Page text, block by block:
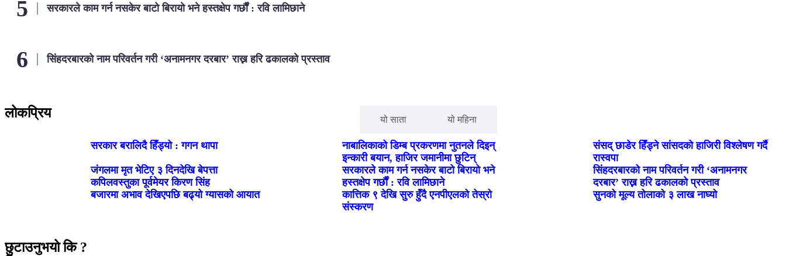
सरकारले काम गर्न नसकेर बाटो बिरायो भने हस्तक्षेप गर्छौं : रवि लामिछाने
सिंहदरबारको नाम परिवर्तन गरी ‘अनामनगर दरबार’ राख्न हरि ढकालको प्रस्ताव
लोकप्रिय यो साता यो महिना
सरकार बरालिदै हिँड्यो : गगन थापा
नाबालिकाको डिम्ब प्रकरणमा नुतनले दिइन्
इन्कारी बयान, हाजिर जमानीमा छुटिन्
संसद् छाडेर हिँड्ने सांसदको हाजिरी विश्लेषण गर्दै
रास्वपा
जंगलमा मृत भेटिए ३ दिनदेखि बेपत्ता
कपिलवस्तुका पूर्वमेयर किरण सिंह
सरकारले काम गर्न नसकेर बाटो बिरायो भने
हस्तक्षेप गर्छौं : रवि लामिछाने
सिंहदरबारको नाम परिवर्तन गरी ‘अनामनगर
दरबार’ राख्न हरि ढकालको प्रस्ताव
बजारमा अभाव देखिएपछि बढ्यो ग्यासको आयात
कात्तिक ९ देखि सुरु हुँदै एनपीएलको तेस्रो
संस्करण
सुनको मूल्य तोलाको ३ लाख नाघ्यो
छुटाउनुभयो कि ?